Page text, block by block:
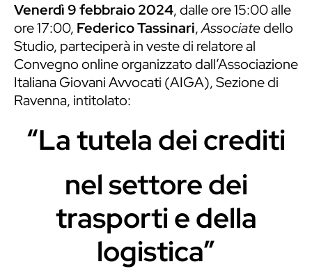
Venerdì 9 febbraio 2024, dalle ore 15:00 alle
ore 17:00, Federico Tassinari,Associatedello
Studio, parteciperà in veste di relatore al
Convegno online organizzato dall’Associazione
Italiana Giovani Avvocati (AIGA), Sezione di
Ravenna, intitolato:
“La tutela dei crediti
nel settore dei
trasporti e della
logistica”